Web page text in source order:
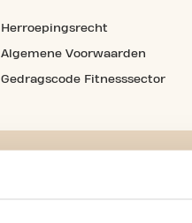
Herroepingsrecht
Algemene Voorwaarden
Gedragscode Fitnesssector